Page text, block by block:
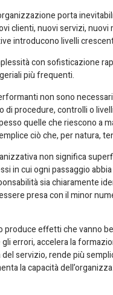
porta
clienti, nuovi servizi, nuovi
introducono livelli
con sofisticazione
più frequenti.
non sono
di procedure, controlli o
quelle che riescono a
ciò che, per natura,
non significa
in cui ogni passaggio
sia chiaramente
presa con il minor
produce effetti che vanno
errori, accelera la
del servizio, rende più
la capacità